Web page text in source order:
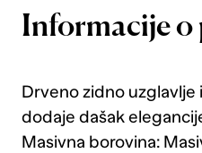
Informacije
Drveno zidno uzglavlje
dodaje dašak
Masivna borovina: